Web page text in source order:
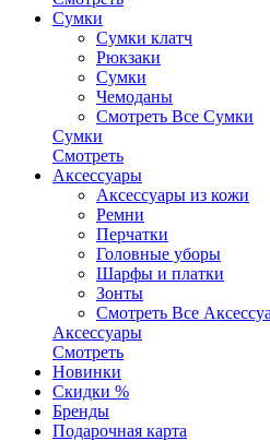
Сумки
Сумки клатч
Рюкзаки
Сумки
Чемоданы
Смотреть Все Сумки
Сумки
Смотреть
Аксессуары
Аксессуары из кожи
Ремни
Перчатки
Головные уборы
Шарфы и платки
Зонты
Смотреть Все
Аксессуары
Смотреть
Новинки
Скидки %
Бренды
Подарочная карта